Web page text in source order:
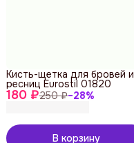
180 ₽250 ₽−28%
Кисть-щетка для бровей и
ресниц Eurostil 01820
В корзину